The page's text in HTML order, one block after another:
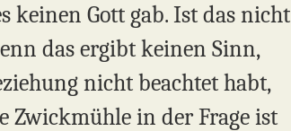
keinen Gott gab. Ist das nicht
das ergibt keinen Sinn,
nicht beachtet habt,
Zwickmühle in der Frage ist